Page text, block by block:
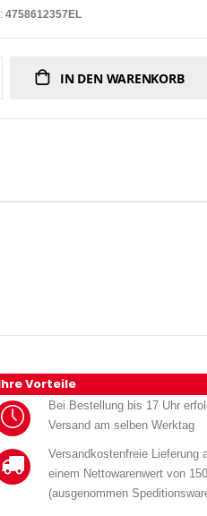
4758612357EL
IN DEN WARENKORB
Vorteile
Bei Bestellung bis 17 Uhr
Versand am selben Werktag
Versandkostenfreie Lieferung
einem Nettowarenwert von
(ausgenommen